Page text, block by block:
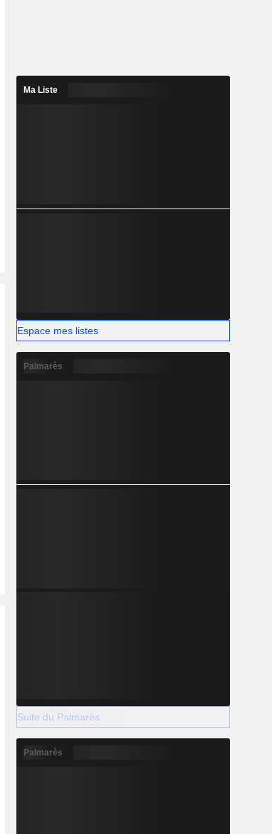
Ma Liste
Espace mes listes
Palmarès
Suite du Palmarès
Palmarès